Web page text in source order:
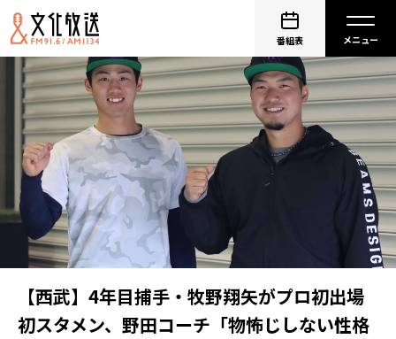
番組表
【西武】4年目捕手・牧野翔矢がプロ初出場
初スタメン、野田コーチ「物怖じしない性格